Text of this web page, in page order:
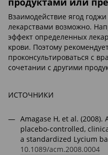
Взаимодействие ягод
лекарствами возможно.
эффект определенных
крови. Поэтому
проконсультироваться с
сочетании с другими
ИСТОЧНИКИ
Amagase H, et al.
placebo-controlled,
a standardized Lycium
10.1089/acm.2008.0004